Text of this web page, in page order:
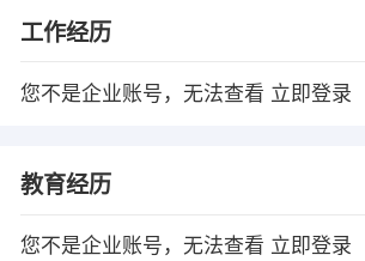
工作经历
您不是企业账号，无法查看 立即登录
教育经历
您不是企业账号，无法查看 立即登录